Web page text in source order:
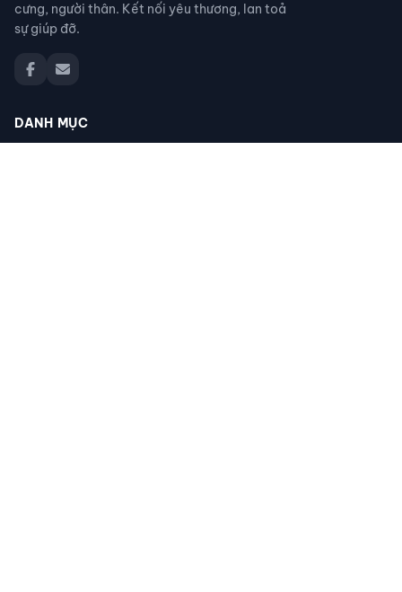
cưng, người thân. Kết nối yêu thương, lan toả
sự giúp đỡ.
DANH MỤC